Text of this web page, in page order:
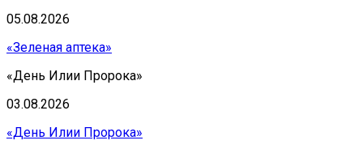
05.08.2026
«Зеленая аптека»
«День Илии Пророка»
03.08.2026
«День Илии Пророка»